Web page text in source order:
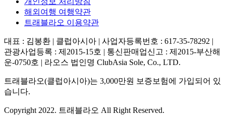
해외여행 여행약관
트래블라오 이용약관
대표 : 김봉환 | 클럽아시아 | 사업자등록번호 : 617-35-78292 |
관광사업등록 : 제2015-15호 | 통신판매업신고 : 제2015-부산해
운-0750호 | 라오스 법인명 ClubAsia Sole, Co., LTD.
트래블라오(클럽아시아)는 3,000만원 보증보험에 가입되어 있
습니다.
Copyright 2022. 트래블라오 All Right Reserved.